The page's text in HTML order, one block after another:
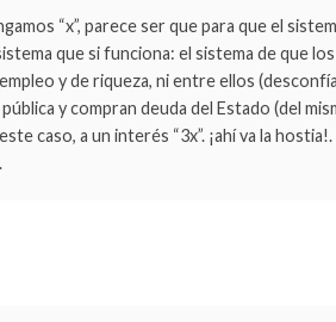
“x”, parece ser que para que el
que si funciona: el sistema de que
y de riqueza, ni entre ellos
y compran deuda del Estado (del
caso, a un interés “3x”. ¡ahí va la hostia!.